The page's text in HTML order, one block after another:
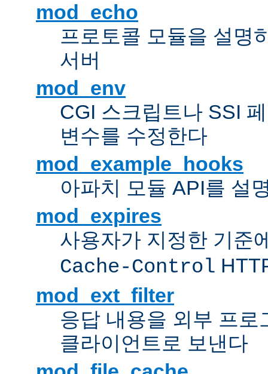
mod_echo
프로토콜 모듈을 설명
서버
mod_env
CGI 스크립트나 SSI
변수를 수정한다
mod_example_hooks
아파치 모듈 API를 설
mod_expires
사용자가 지정한 기준
Cache-Control
mod_ext_filter
응답 내용을 외부 프로
클라이언트로 보낸다